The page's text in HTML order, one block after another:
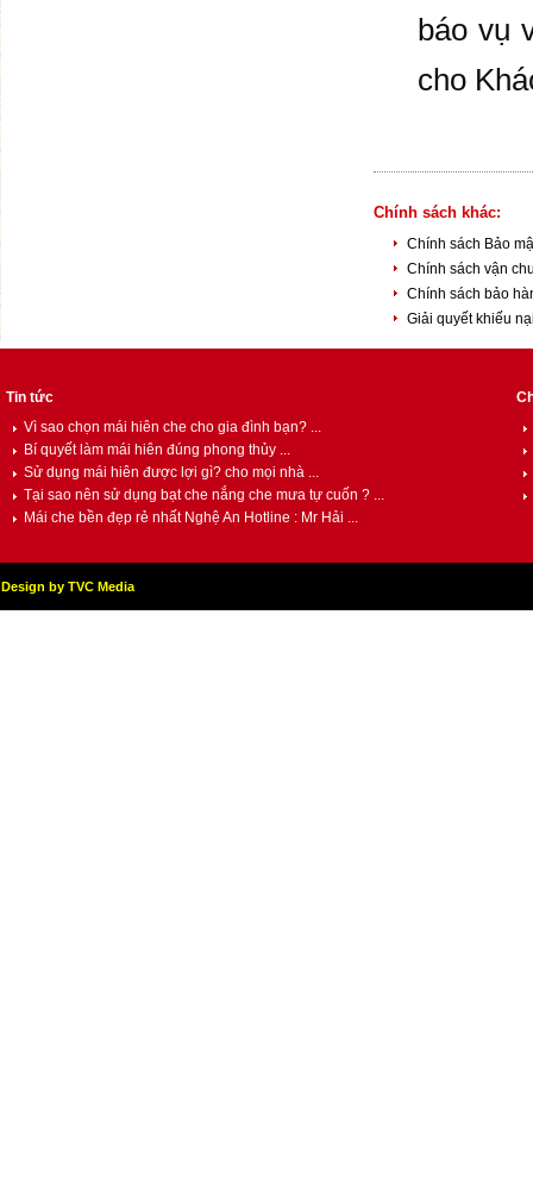
báo vụ
cho
Chính sách khác:
Chính sách Bảo
Chính sách vận
Chính sách bảo
Giải quyết khiếu
Tin tức
Vì sao chọn mái hiên che cho gia đình bạn? ...
Bí quyết làm mái hiên đúng phong thủy ...
Sử dụng mái hiên được lợi gì? cho mọi nhà ...
Tại sao nên sử dụng bạt che nắng che mưa tự cuốn ? ...
Mái che bền đẹp rẻ nhất Nghệ An Hotline : Mr Hải ...
Design by TVC Media